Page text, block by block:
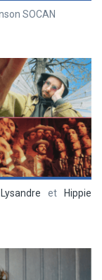
SOCAN
Lysandre et
Hippie